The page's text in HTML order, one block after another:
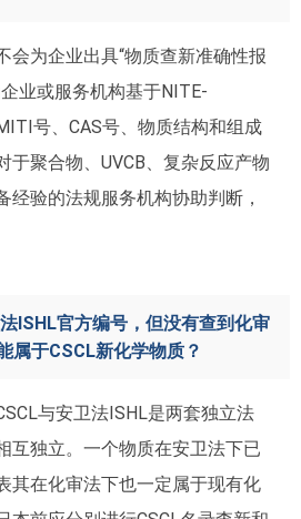
会为企业出具“物质查新准确性报
业或服务机构基于NITE-
号、CAS号、物质结构和组成
于聚合物、UVCB、复杂反应产物
经验的法规服务机构协助判断，
ISHL官方编号，但没有查到化审
属于CSCL新化学物质？
与安卫法ISHL是两套独立法
互独立。一个物质在安卫法下已
其在化审法下也一定属于现有化